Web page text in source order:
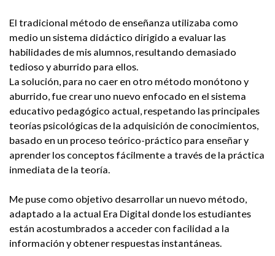
El tradicional método de enseñanza utilizaba como
medio un sistema didáctico dirigido a evaluar las
habilidades de mis alumnos, resultando demasiado
tedioso y aburrido para ellos.
La solución, para no caer en otro método monótono y
aburrido, fue crear uno nuevo enfocado en el sistema
educativo pedagógico actual, respetando las principales
teorías psicológicas de la adquisición de conocimientos,
basado en un proceso teórico-práctico para enseñar y
aprender los conceptos fácilmente a través de la práctica
inmediata de la teoría.
Me puse como objetivo desarrollar un nuevo método,
adaptado a la actual Era Digital donde los estudiantes
están acostumbrados a acceder con facilidad a la
información y obtener respuestas instantáneas.